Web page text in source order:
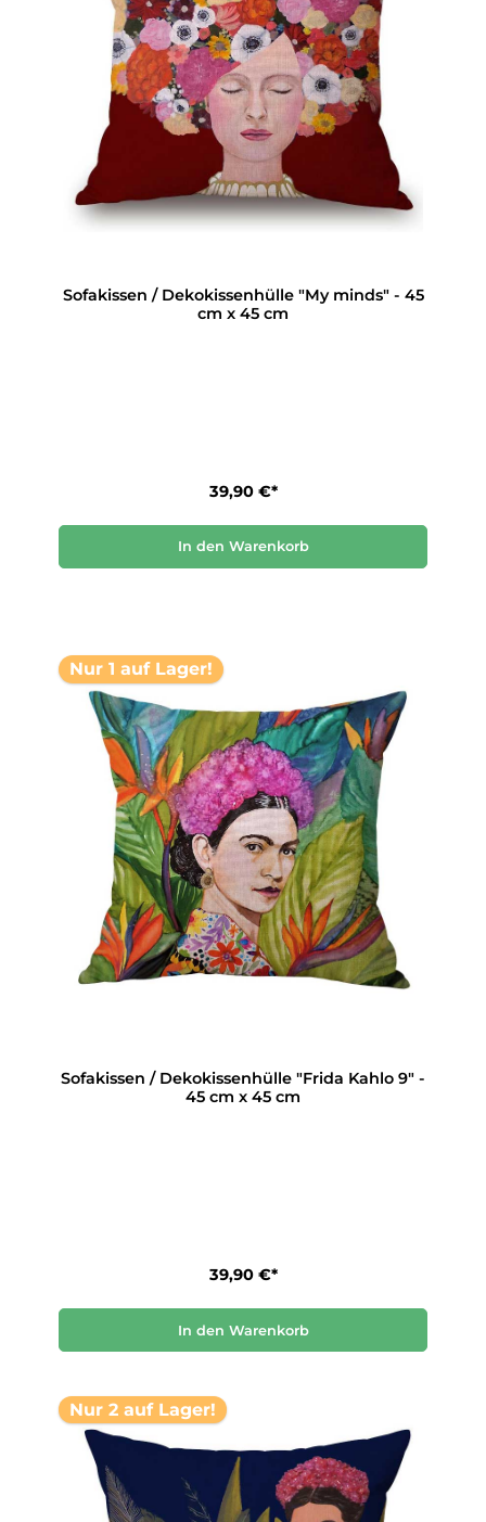
Sofakissen / Dekokissenhülle "My minds" - 45
cm x 45 cm
39,90 €*
In den Warenkorb
Nur 1 auf Lager!
Sofakissen / Dekokissenhülle "Frida Kahlo 9" -
45 cm x 45 cm
39,90 €*
In den Warenkorb
Nur 2 auf Lager!